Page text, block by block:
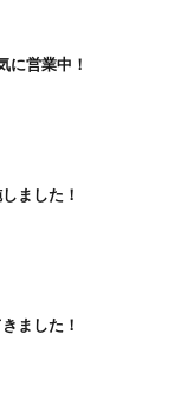
営業中！
ました！
ました！